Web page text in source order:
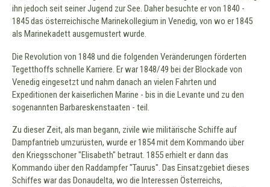
ihn jedoch seit seiner Jugend zur See. Daher besuchte er von 1840 -
1845 das österreichische Marinekollegium in Venedig, von wo er 1845
als Marinekadett ausgemustert wurde.
Die Revolution von 1848 und die folgenden Veränderungen förderten
Tegetthoffs schnelle Karriere. Er war 1848/49 bei der Blockade von
Venedig eingesetzt und nahm danach an vielen Fahrten und
Expeditionen der kaiserlichen Marine - bis in die Levante und zu den
sogenannten Barbareskenstaaten - teil.
Zu dieser Zeit, als man begann, zivile wie militärische Schiffe auf
Dampfantrieb umzurüsten, wurde er 1854 mit dem Kommando über
den Kriegsschoner "Elisabeth" betraut. 1855 erhielt er dann das
Kommando über den Raddampfer "Taurus". Das Einsatzgebiet dieses
Schiffes war das Donaudelta, wo die Interessen Österreichs,